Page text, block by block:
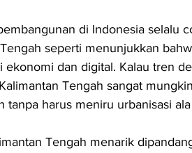
di Indonesia selalu
seperti menunjukkan
ekonomi dan digital. Kalau tren
Tengah sangat
tanpa harus meniru urbanisasi
Tengah menarik